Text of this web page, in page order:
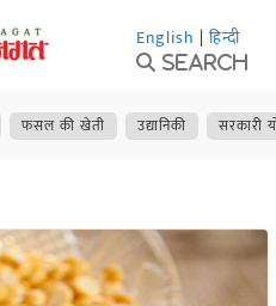
English | हिन्दी
Search
फसल की खेती उद्यानिकी सरकारी